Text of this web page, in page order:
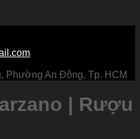
Phường An Đông, Tp. HCM
| Rượu